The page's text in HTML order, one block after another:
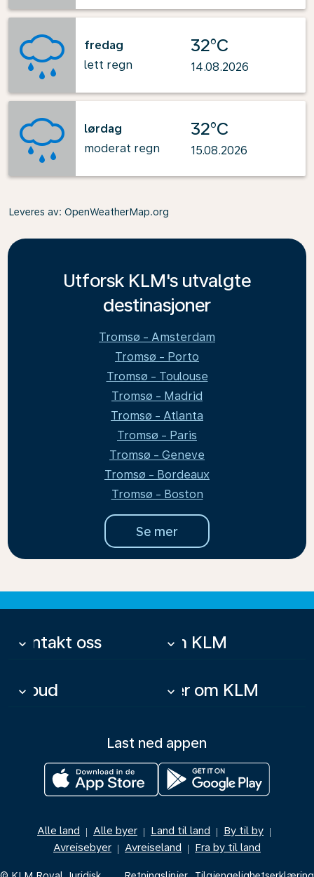
fredag
lett regn
32°C
14.08.2026
lørdag
moderat regn
32°C
15.08.2026
Leveres av: OpenWeatherMap.org
Utforsk KLM's utvalgte
destinasjoner
Tromsø - Amsterdam
Tromsø - Porto
Tromsø - Toulouse
Tromsø - Madrid
Tromsø - Atlanta
Tromsø - Paris
Tromsø - Geneve
Tromsø - Bordeaux
Tromsø - Boston
Se mer
Kontakt oss
keyboard_arrow_down Om KLM
keyboard_arrow_down
Tilbud
keyboard_arrow_down Mer om KLM
keyboard_arrow_down
Last ned appen
Alle land | Alle byer | Land til land | By til by |
Avreisebyer | Avreiseland | Fra by til land